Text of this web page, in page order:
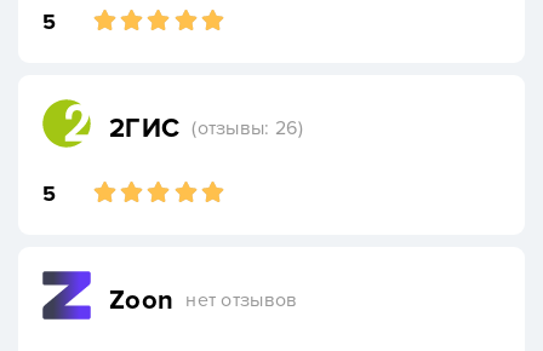
5
2ГИС (отзывы: 26)
5
Zoon нет отзывов